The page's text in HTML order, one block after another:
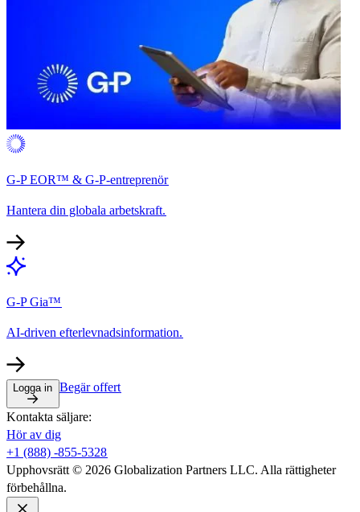
G-P EOR™ & G-P-entreprenör​​
Hantera din globala arbetskraft.​​
G-P Gia™​​
AI-driven efterlevnadsinformation.​​
Logga in​​ Begär offert​​
Kontakta säljare:​​
Hör av dig​​
+1 (888) -855-5328​​
Upphovsrätt © 2026 Globalization Partners LLC. Alla rättigheter
förbehållna.​​